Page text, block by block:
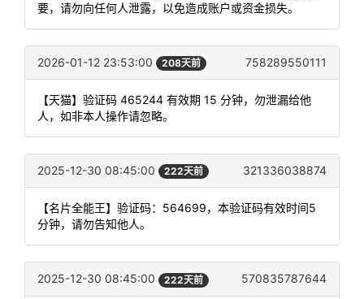
要，请勿向任何人泄露，以免造成账户或资金损失。
2026-01-12 23:53:00 208天前 758289550111
【天猫】验证码 465244 有效期 15 分钟，勿泄漏给他
人，如非本人操作请忽略。
2025-12-30 08:45:00 222天前 321336038874
【名片全能王】验证码：564699，本验证码有效时间5
分钟，请勿告知他人。
2025-12-30 08:45:00 222天前 570835787644